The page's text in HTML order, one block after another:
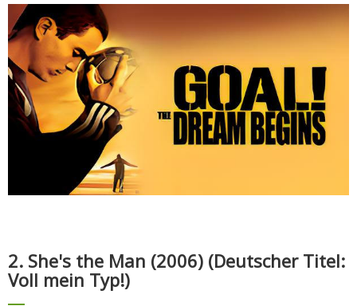
2. She's the Man (2006) (Deutscher Titel:
Voll mein Typ!)